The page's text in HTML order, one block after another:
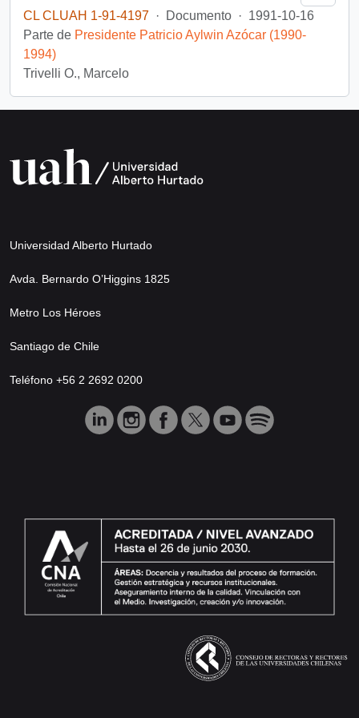
CL CLUAH 1-91-4197 · Documento · 1991-10-16
Parte de Presidente Patricio Aylwin Azócar (1990-
1994)
Trivelli O., Marcelo
Universidad Alberto Hurtado
Avda. Bernardo O’Higgins 1825
Metro Los Héroes
Santiago de Chile
Teléfono +56 2 2692 0200